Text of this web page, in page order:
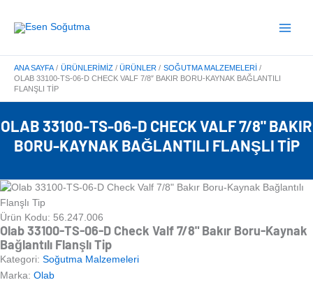
atla
Menu
ANA SAYFA ÜRÜNLERIMIZ ÜRÜNLER
SOĞUTMA MALZEMELERI
OLAB 33100-TS-06-D CHECK VALF 7/8″ BAKIR BORU-KAYNAK BAĞLANTILI
FLANŞLI TIP
OLAB 33100-TS-06-D CHECK VALF 7/8" BAKIR
BORU-KAYNAK BAĞLANTILI FLANŞLI TIP
Ürün Kodu: 56.247.006
Olab 33100-TS-06-D Check Valf 7/8" Bakır Boru-Kaynak
Bağlantılı Flanşlı Tip
Kategori: Soğutma Malzemeleri
Marka: Olab